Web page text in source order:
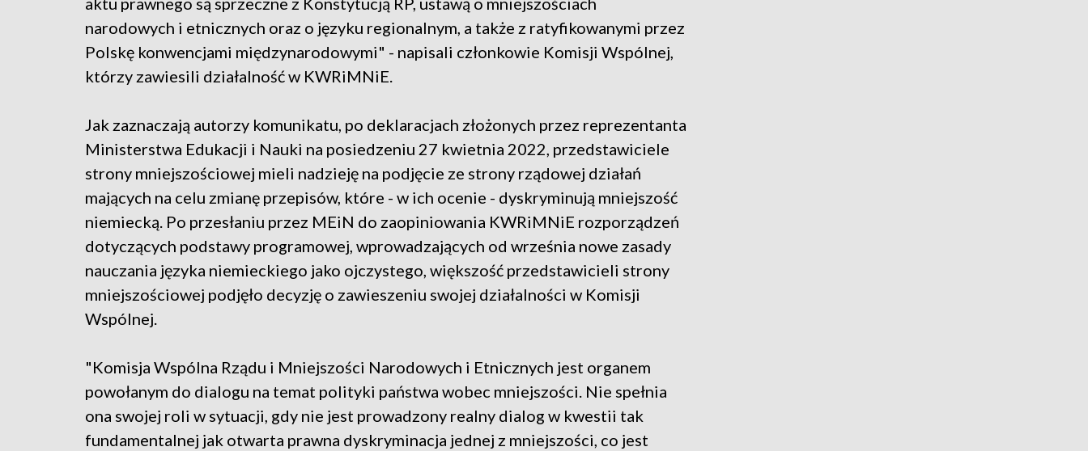
narodowych i etnicznych oraz o języku regionalnym, a także z ratyfikowanymi przez
Polskę konwencjami międzynarodowymi" - napisali członkowie Komisji Wspólnej,
którzy zawiesili działalność w KWRiMNiE.
Jak zaznaczają autorzy komunikatu, po deklaracjach złożonych przez reprezentanta
Ministerstwa Edukacji i Nauki na posiedzeniu 27 kwietnia 2022, przedstawiciele
strony mniejszościowej mieli nadzieję na podjęcie ze strony rządowej działań
mających na celu zmianę przepisów, które - w ich ocenie - dyskryminują mniejszość
niemiecką. Po przesłaniu przez MEiN do zaopiniowania KWRiMNiE rozporządzeń
dotyczących podstawy programowej, wprowadzających od września nowe zasady
nauczania języka niemieckiego jako ojczystego, większość przedstawicieli strony
mniejszościowej podjęło decyzję o zawieszeniu swojej działalności w Komisji
Wspólnej.
"Komisja Wspólna Rządu i Mniejszości Narodowych i Etnicznych jest organem
powołanym do dialogu na temat polityki państwa wobec mniejszości. Nie spełnia
ona swojej roli w sytuacji, gdy nie jest prowadzony realny dialog w kwestii tak
fundamentalnej jak otwarta prawna dyskryminacja jednej z mniejszości, co jest